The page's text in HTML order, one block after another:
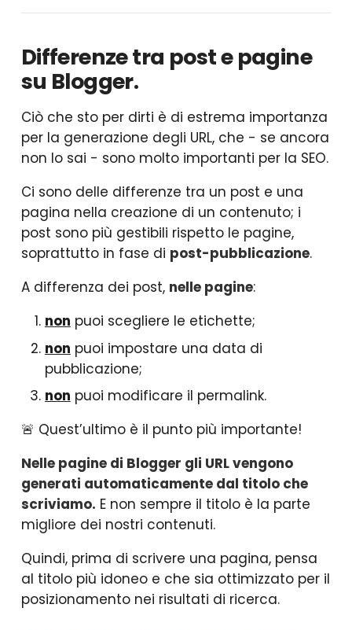
Differenze tra post e pagine
su Blogger.
Ciò che sto per dirti è di estrema importanza
per la generazione degli URL, che - se ancora
non lo sai - sono molto importanti per la SEO.
Ci sono delle differenze tra un post e una
pagina nella creazione di un contenuto; i
post sono più gestibili rispetto le pagine,
soprattutto in fase di post-pubblicazione.
A differenza dei post, nelle pagine:
non puoi scegliere le etichette;
non puoi impostare una data di
pubblicazione;
non puoi modificare il permalink.
🚨 Quest’ultimo è il punto più importante!
Nelle pagine di Blogger gli URL vengono
generati automaticamente dal titolo che
scriviamo. E non sempre il titolo è la parte
migliore dei nostri contenuti.
Quindi, prima di scrivere una pagina, pensa
al titolo più idoneo e che sia ottimizzato per il
posizionamento nei risultati di ricerca.